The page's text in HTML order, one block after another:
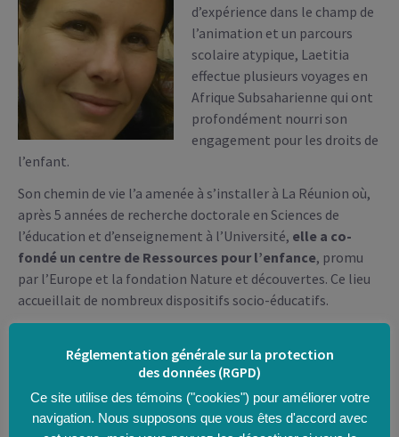
d’expérience dans le champ de
l’animation et un parcours
scolaire atypique, Laetitia
effectue plusieurs voyages en
Afrique Subsaharienne qui ont
profondément nourri son
engagement pour les droits de
l’enfant.
Son chemin de vie l’a amenée à s’installer à La Réunion où,
après 5 années de recherche doctorale en Sciences de
l’éducation et d’enseignement à l’Université, elle a co-
fondé un centre de Ressources pour l’enfance, promu
par l’Europe et la fondation Nature et découvertes. Ce lieu
accueillait de nombreux dispositifs socio-éducatifs.
contextualisée elle contribue à lacréation d’écoles
: le jardin d’enfants ‘TI papang’ à Saint Leu,
première expérience, puis L’oasis des enfants à La Rivière
Saint Louis et dernièrement, La forêt des Lucioles à Annecy.
Réglementation générale sur la protection
des données (RGPD)
Ce site utilise des témoins ("cookies") pour améliorer votre
navigation. Nous supposons que vous êtes d'accord avec